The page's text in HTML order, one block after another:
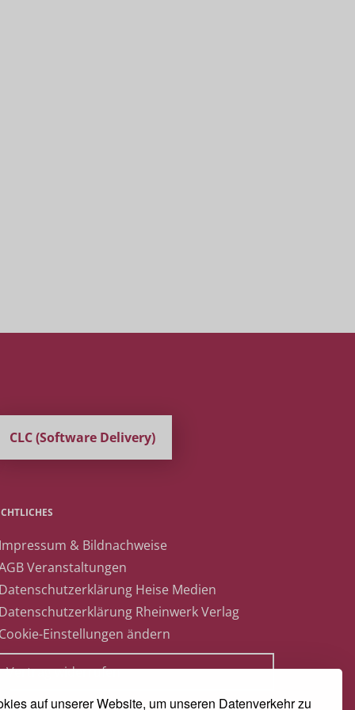
auf unserer Website, um unseren Datenverkehr zu
CLC (Software Delivery)
& Bildnachweise
Veranstaltungen
Heise Medien
Rheinwerk Verlag
Einstellungen ändern
Vertrag widerrufen